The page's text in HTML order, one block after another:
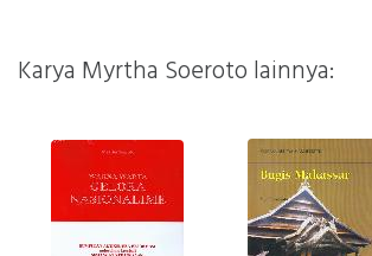
Karya Myrtha Soeroto lainnya: